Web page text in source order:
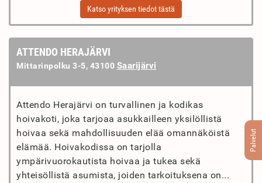
Palvelut
Katso yrityksen tiedot tästä
ATTENDO HERAJÄRVI
Mittarinpolku 3-5, 43100 Saarijärvi
Attendo Herajärvi on turvallinen ja kodikas
hoivakoti, joka tarjoaa asukkailleen yksilöllistä
hoivaa sekä mahdollisuuden elää omannäköistä
elämää. Hoivakodissa on tarjolla
ympärivuorokautista hoivaa ja tukea sekä
yhteisöllistä asumista, joiden tarkoituksena on...